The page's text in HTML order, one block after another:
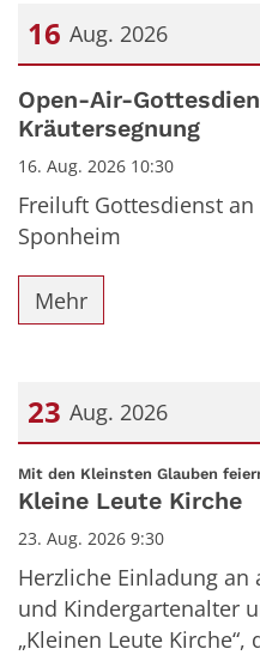
16 Aug. 2026
Datum: 16. August 2026
Open-Air-
Kräutersegnung
16. Aug. 2026 10:30
Freiluft Gottesdienst
Sponheim
Mehr
23 Aug. 2026
Datum: 23. August 2026
Mit den Kleinsten Glauben
Kleine Leute Kirche
23. Aug. 2026 9:30
Herzliche Einladung
und Kindergartenalter
„Kleinen Leute